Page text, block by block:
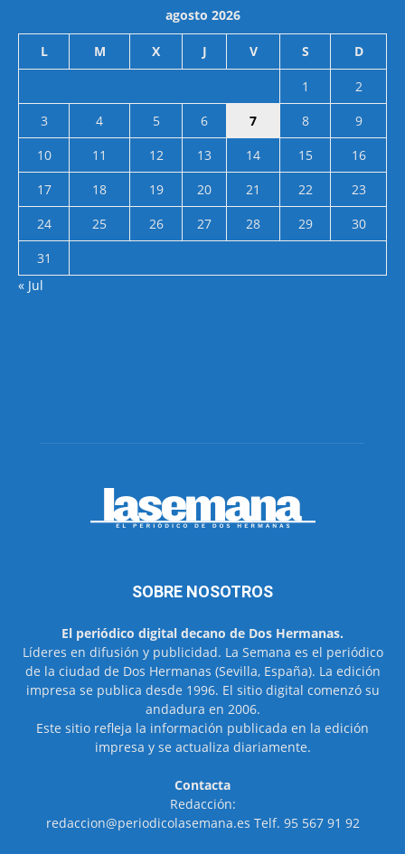
agosto 2026
L M X J V S D
1
2
3
4 5 6 7 8
9
10
11 12 13 14 15
16
17
18 19 20 21 22
23
24
25 26 27 28 29
30
31
« Jul
SOBRE NOSOTROS
El periódico digital decano de Dos Hermanas.
Líderes en difusión y publicidad. La Semana es el periódico
de la ciudad de Dos Hermanas (Sevilla, España). La edición
impresa se publica desde 1996. El sitio digital comenzó su
andadura en 2006.
Este sitio refleja la información publicada en la edición
impresa y se actualiza diariamente.
Contacta
Redacción:
redaccion@periodicolasemana.es Telf. 95 567 91 92